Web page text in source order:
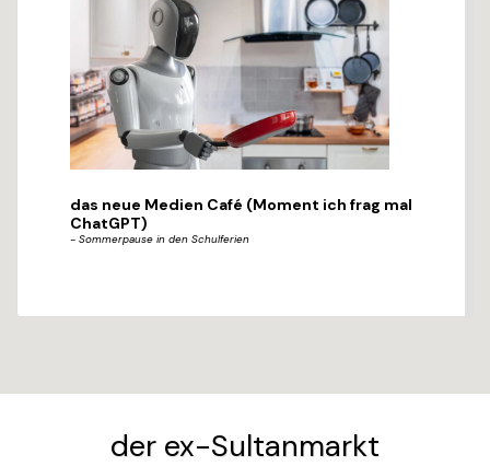
das neue Medien Café (Moment ich frag mal
ChatGPT)
- Sommerpause in den Schulferien
der ex-Sultanmarkt